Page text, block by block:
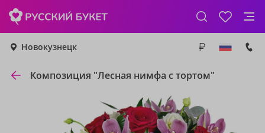
Новокузнецк
Композиция "Лесная нимфа с тортом"